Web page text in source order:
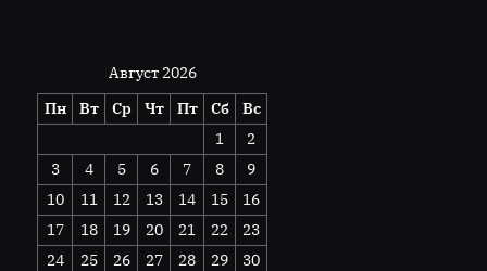
Август 2026
Пн
Вт Ср Чт Пт Сб
Вс
1
2
3
4 5 6 7 8
9
10
11 12 13 14 15
16
17
18 19 20 21 22
23
24
25 26 27 28 29
30